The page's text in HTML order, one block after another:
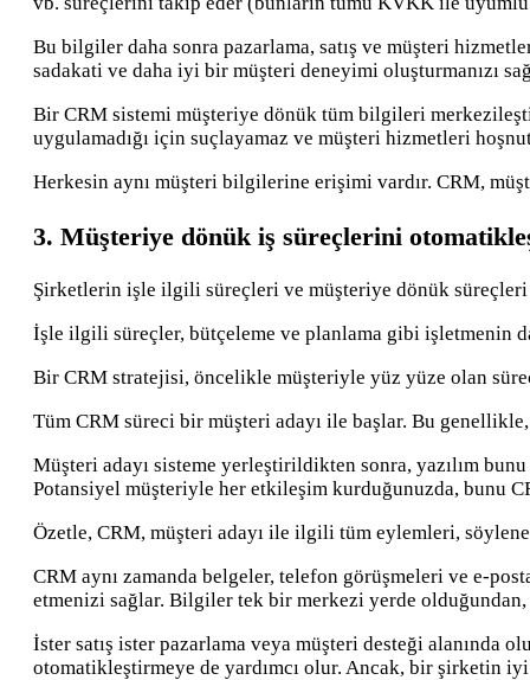
Bu bilgiler daha sonra pazarlama, satış ve müşteri
sadakati ve daha iyi bir müşteri deneyimi oluşturmanızı
Bir CRM sistemi müşteriye dönük tüm bilgileri
uygulamadığı için suçlayamaz ve müşteri hizmetleri
Herkesin aynı müşteri bilgilerine erişimi vardır. CRM,
3. Müşteriye dönük iş süreçlerini
Şirketlerin işle ilgili süreçleri ve müşteriye dönük süreçleri
İşle ilgili süreçler, bütçeleme ve planlama gibi işletmenin
Bir CRM stratejisi, öncelikle müşteriyle yüz yüze olan
Tüm CRM süreci bir müşteri adayı ile başlar. Bu
Müşteri adayı sisteme yerleştirildikten sonra, yazılım
Potansiyel müşteriyle her etkileşim kurduğunuzda, bunu
Özetle, CRM, müşteri adayı ile ilgili tüm eylemleri,
CRM aynı zamanda belgeler, telefon görüşmeleri ve e-
etmenizi sağlar. Bilgiler tek bir merkezi yerde
İster satış ister pazarlama veya müşteri desteği
otomatikleştirmeye de yardımcı olur. Ancak, bir şirketin